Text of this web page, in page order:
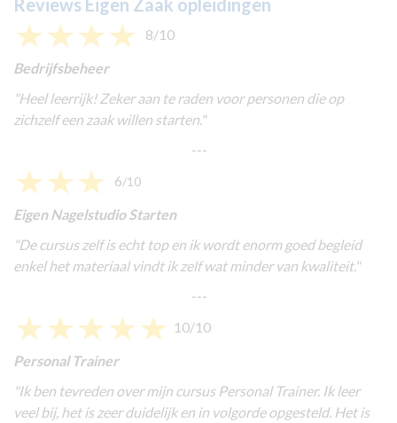
Reviews Eigen Zaak opleidingen
8/10
Bedrijfsbeheer
"Heel leerrijk! Zeker aan te raden voor personen die op
zichzelf een zaak willen starten."
---
6/10
Eigen Nagelstudio Starten
"De cursus zelf is echt top en ik wordt enorm goed begleid
enkel het materiaal vindt ik zelf wat minder van kwaliteit."
---
10/10
Personal Trainer
"Ik ben tevreden over mijn cursus Personal Trainer. Ik leer
veel bij, het is zeer duidelijk en in volgorde opgesteld. Het is